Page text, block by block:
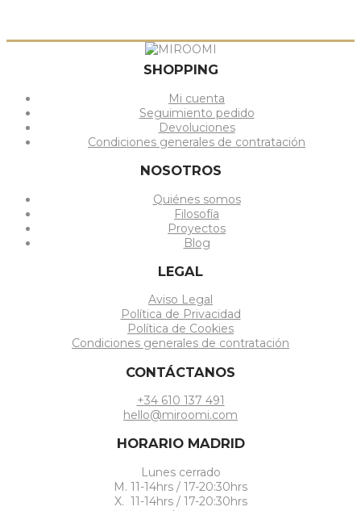
SHOPPING
Mi cuenta
Seguimiento pedido
Devoluciones
Condiciones generales de contratación
NOSOTROS
Quiénes somos
Filosofía
Proyectos
Blog
LEGAL
Aviso Legal
Política de Privacidad
Política de Cookies
Condiciones generales de contratación
CONTÁCTANOS
+34 610 137 491
hello@miroomi.com
HORARIO MADRID
Lunes cerrado
M. 11-14hrs / 17-20:30hrs
X. 11-14hrs / 17-20:30hrs